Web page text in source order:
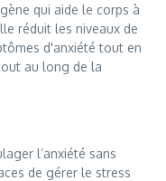
qui aide le corps à
réduit les niveaux de
d'anxiété tout en
au long de la
l’anxiété sans
de gérer le stress